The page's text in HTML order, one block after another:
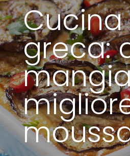
Cucina
greca: